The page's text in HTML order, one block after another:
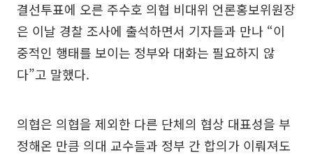
결선투표에 오른 주수호 의협 비대위 언론홍보위원장
은 이날 경찰 조사에 출석하면서 기자들과 만나 “이
중적인 행태를 보이는 정부와 대화는 필요하지 않
다”고 말했다.
의협은 의협을 제외한 다른 단체의 협상 대표성을 부
정해온 만큼 의대 교수들과 정부 간 합의가 이뤄져도